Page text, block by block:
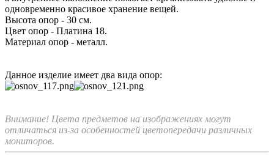
одновременно красивое хранение вещей.
Высота опор - 30 см.
Цвет опор - Платина 18.
Материал опор - металл.
Данное изделие имеет два вида опор:
Внимание! Цвета предметов на изображениях могут
отличаться из-за особенностей цветопередачи различных
мониторов.